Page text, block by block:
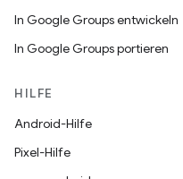
In Google Groups entwickeln
In Google Groups portieren
HILFE
Android-Hilfe
Pixel-Hilfe